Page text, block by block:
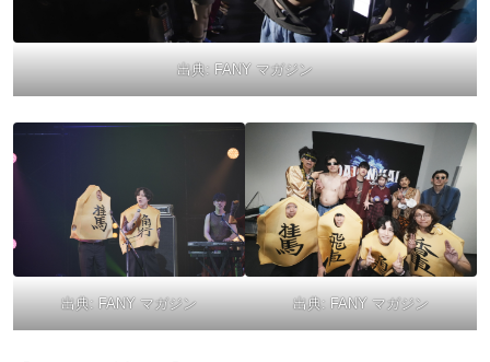
出典: FANY マガジン
出典: FANY マガジン 出典: FANY マガジン